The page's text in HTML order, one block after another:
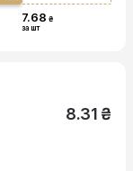
7.68 ₴
за шт
8.31 ₴